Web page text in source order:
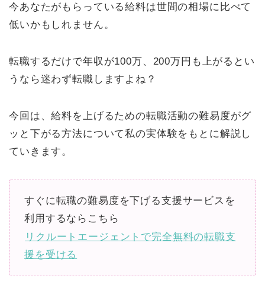
今あなたがもらっている給料は世間の相場に比べて
低いかもしれません。
転職するだけで年収が100万、200万円も上がるとい
うなら迷わず転職しますよね？
今回は、給料を上げるための転職活動の難易度がグ
ッと下がる方法について私の実体験をもとに解説し
ていきます。
すぐに転職の難易度を下げる支援サービスを
利用するならこちら
リクルートエージェントで完全無料の転職支
援を受ける